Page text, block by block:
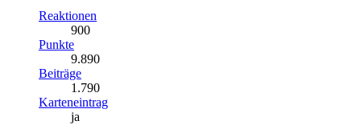
Reaktionen
900
Punkte
9.890
Beiträge
1.790
Karteneintrag
ja